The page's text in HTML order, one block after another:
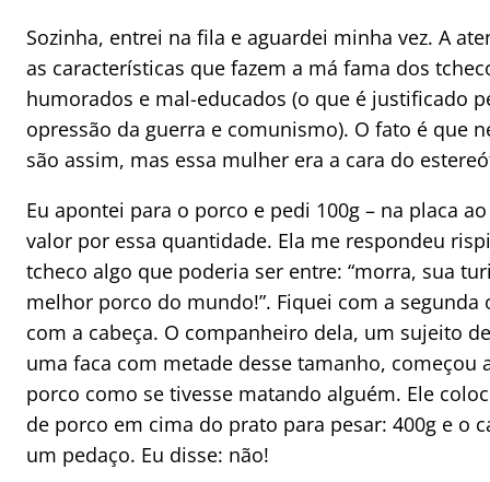
Sozinha, entrei na fila e aguardei minha vez. A
as características que fazem a má fama dos
humorados e mal-educados (o que é justificado
opressão da guerra e comunismo). O fato é que
são assim, mas essa mulher era a cara do
Eu apontei para o porco e pedi 100g – na placa
valor por essa quantidade. Ela me respondeu
tcheco algo que poderia ser entre: “morra, sua
melhor porco do mundo!”. Fiquei com a segunda
com a cabeça. O companheiro dela, um sujeito
uma faca com metade desse tamanho, começou
porco como se tivesse matando alguém. Ele
de porco em cima do prato para pesar: 400g e o
um pedaço. Eu disse: não!